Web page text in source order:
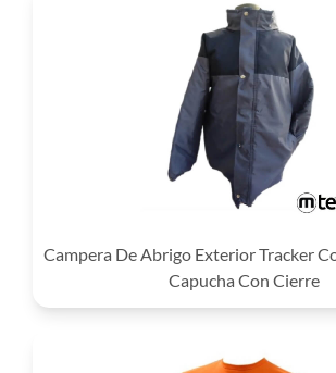
Campera De Abrigo Exterior Tracker
Capucha Con Cierre